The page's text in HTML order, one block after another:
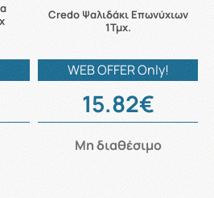
Credo Ψαλιδάκι Επωνύχιων
1Τμχ.
WEB OFFER Only!
15.82€
Μη διαθέσιμο